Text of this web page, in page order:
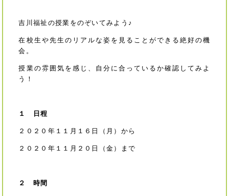
吉川福祉の授業をのぞいてみよう♪
在校生や先生のリアルな姿を見ることができる絶好の機
会。
授業の雰囲気を感じ、自分に合っているか確認してみよ
う！
１ 日程
２０２０年１１月１６日（月）から
２０２０年１１月２０日（金）まで
２ 時間